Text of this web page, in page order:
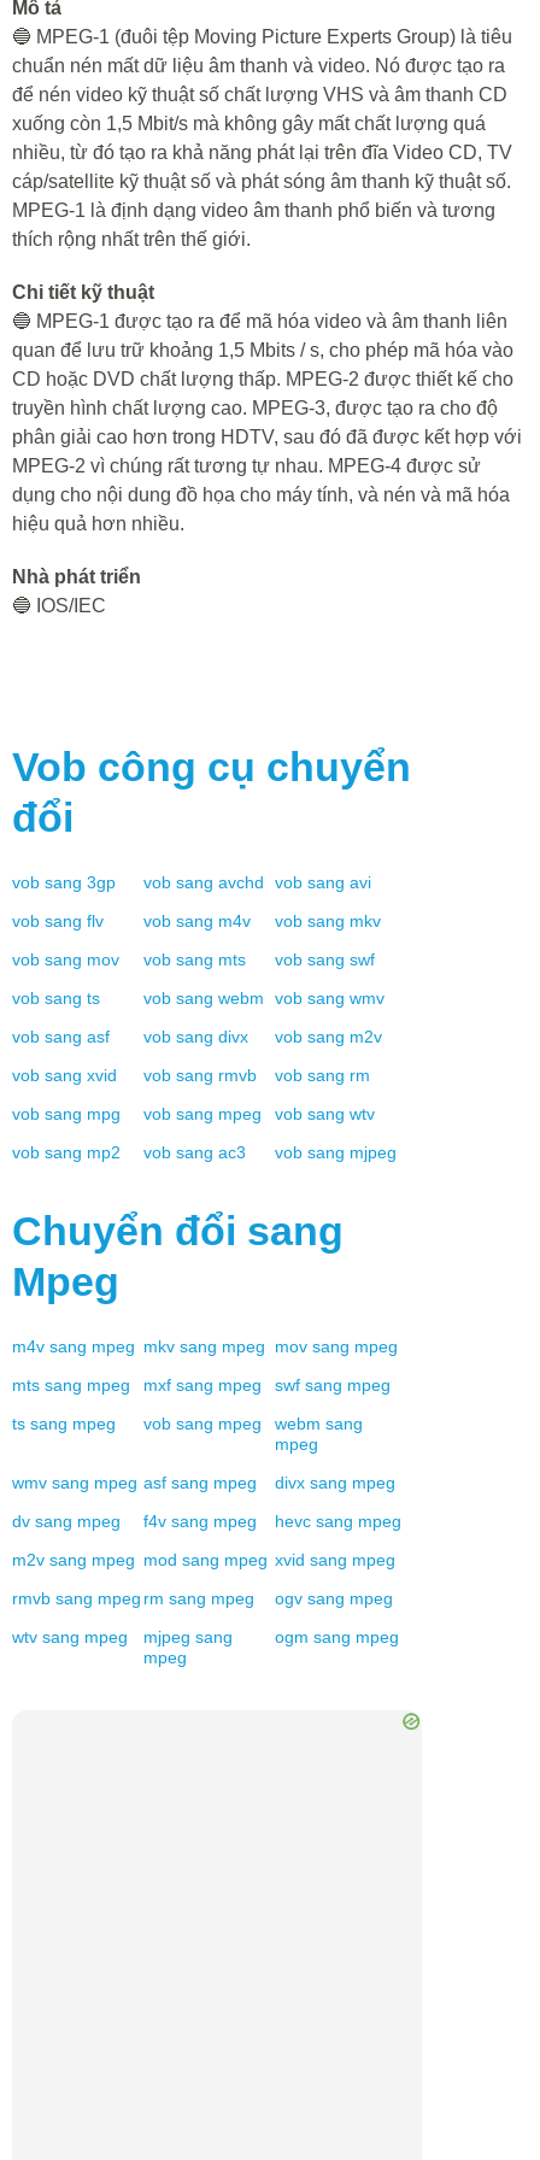
Mô tả
🔵 MPEG-1 (đuôi tệp Moving Picture Experts Group) là tiêu
chuẩn nén mất dữ liệu âm thanh và video. Nó được tạo ra
để nén video kỹ thuật số chất lượng VHS và âm thanh CD
xuống còn 1,5 Mbit/s mà không gây mất chất lượng quá
nhiều, từ đó tạo ra khả năng phát lại trên đĩa Video CD, TV
cáp/satellite kỹ thuật số và phát sóng âm thanh kỹ thuật số.
MPEG-1 là định dạng video âm thanh phổ biến và tương
thích rộng nhất trên thế giới.
Chi tiết kỹ thuật
🔵 MPEG-1 được tạo ra để mã hóa video và âm thanh liên
quan để lưu trữ khoảng 1,5 Mbits / s, cho phép mã hóa vào
CD hoặc DVD chất lượng thấp. MPEG-2 được thiết kế cho
truyền hình chất lượng cao. MPEG-3, được tạo ra cho độ
phân giải cao hơn trong HDTV, sau đó đã được kết hợp với
MPEG-2 vì chúng rất tương tự nhau. MPEG-4 được sử
dụng cho nội dung đồ họa cho máy tính, và nén và mã hóa
hiệu quả hơn nhiều.
Nhà phát triển
🔵 IOS/IEC
Vob công cụ chuyển
đổi
vob sang 3gp vob sang avchd vob sang avi
vob sang flv vob sang m4v vob sang mkv
vob sang mov vob sang mts vob sang swf
vob sang ts vob sang webm vob sang wmv
vob sang asf vob sang divx vob sang m2v
vob sang xvid vob sang rmvb vob sang rm
vob sang mpg vob sang mpeg vob sang wtv
vob sang mp2 vob sang ac3 vob sang mjpeg
Chuyển đổi sang
Mpeg
m4v sang mpeg mkv sang mpeg mov sang mpeg
mts sang mpeg mxf sang mpeg swf sang mpeg
ts sang mpeg vob sang mpeg webm sang
mpeg
wmv sang mpeg asf sang mpeg divx sang mpeg
dv sang mpeg f4v sang mpeg hevc sang mpeg
m2v sang mpeg mod sang mpeg xvid sang mpeg
rmvb sang mpeg rm sang mpeg ogv sang mpeg
wtv sang mpeg mjpeg sang
mpeg
ogm sang mpeg